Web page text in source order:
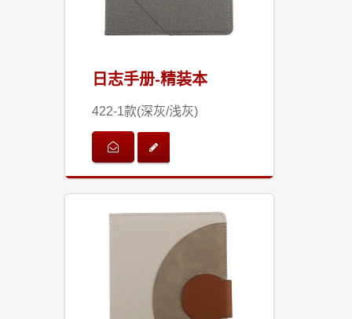
日志手册-精装本
422-1款(深灰/浅灰)